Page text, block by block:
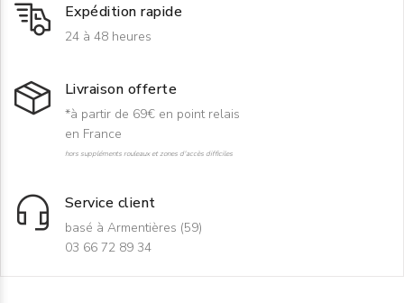
Expédition rapide
24 à 48 heures
Livraison offerte
*à partir de 69€ en point relais
en France
hors suppléments rouleaux et zones d'accès difficiles
Service client
basé à Armentières (59)
03 66 72 89 34